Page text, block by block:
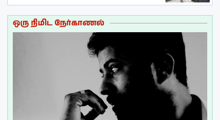
ஒரு நிமிட நேர்காணல்